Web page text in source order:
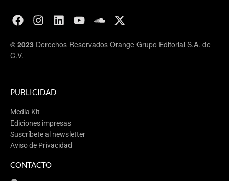
© 2023 Derechos Reservados Orange Grupo Editorial S.A. de
C.V.
PUBLICIDAD
Media Kit
Ediciones impresas
Suscríbete al newsletter
Aviso de Privacidad
CONTACTO